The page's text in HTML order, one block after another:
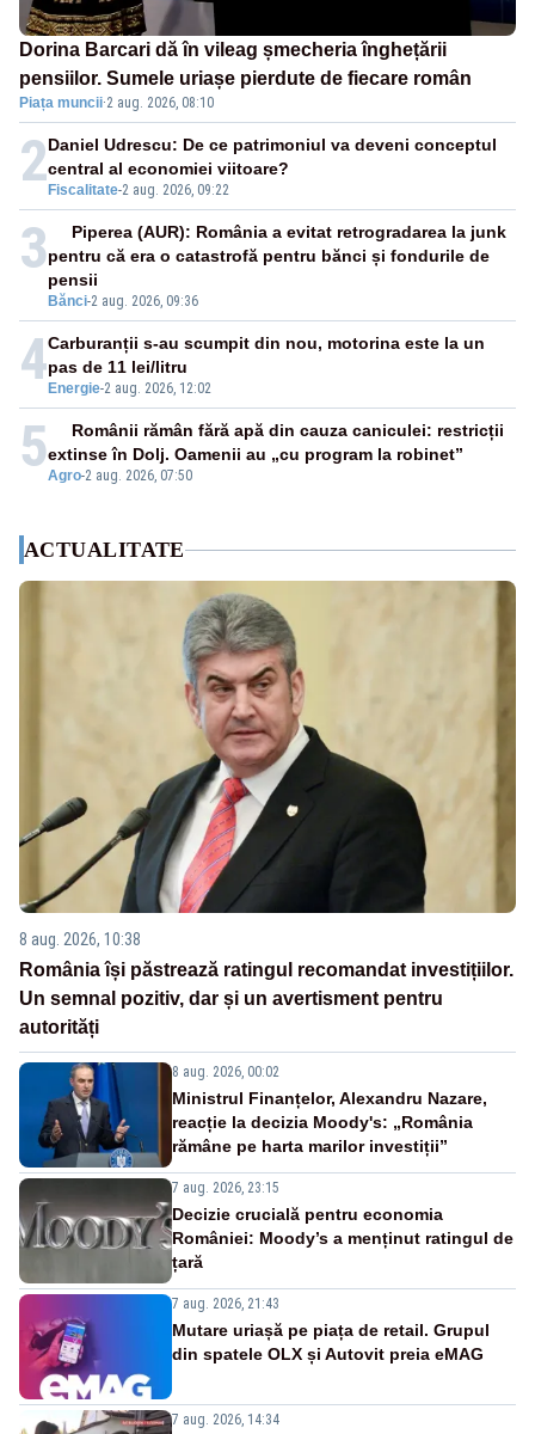
Dorina Barcari dă în vileag șmecheria înghețării
pensiilor. Sumele uriașe pierdute de fiecare român
Piața muncii·2 aug. 2026, 08:10
2 Fiscalitate-2 aug. 2026, 09:22
Daniel Udrescu: De ce patrimoniul va deveni conceptul
central al economiei viitoare?
3
Bănci-2 aug. 2026, 09:36
Piperea (AUR): România a evitat retrogradarea la junk
pentru că era o catastrofă pentru bănci și fondurile de
pensii
4 Energie-2 aug. 2026, 12:02
Carburanții s-au scumpit din nou, motorina este la un
pas de 11 lei/litru
5Agro-2 aug. 2026, 07:50
Românii rămân fără apă din cauza caniculei: restricții
extinse în Dolj. Oamenii au „cu program la robinet”
ACTUALITATE
8 aug. 2026, 10:38
România își păstrează ratingul recomandat investițiilor.
Un semnal pozitiv, dar și un avertisment pentru
autorități
8 aug. 2026, 00:02
Ministrul Finanțelor, Alexandru Nazare,
reacție la decizia Moody's: „România
rămâne pe harta marilor investiții”
7 aug. 2026, 23:15
Decizie crucială pentru economia
României: Moody’s a menținut ratingul de
țară
7 aug. 2026, 21:43
Mutare uriașă pe piața de retail. Grupul
din spatele OLX și Autovit preia eMAG
7 aug. 2026, 14:34